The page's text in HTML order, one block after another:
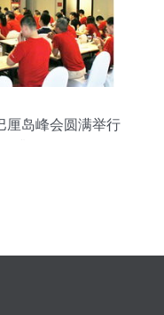
厘岛峰会圆满举行